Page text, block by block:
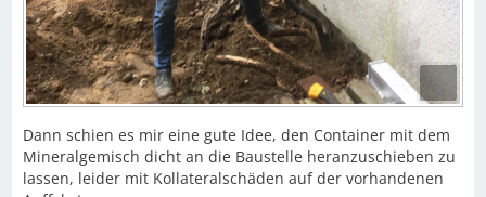
Dann schien es mir eine gute Idee, den Container mit dem
Mineralgemisch dicht an die Baustelle heranzuschieben zu
lassen, leider mit Kollateralschäden auf der vorhandenen